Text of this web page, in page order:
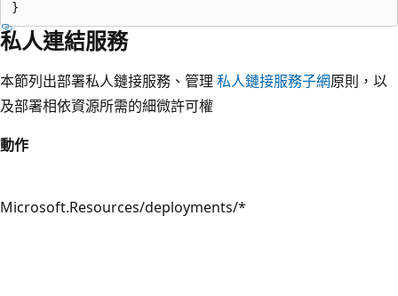
私人連結服務
本節列出部署私人鏈接服務、管理私人鏈接服務子網原則，以
及部署相依資源所需的細微許可權
動作
Microsoft.Resources/deployments/*